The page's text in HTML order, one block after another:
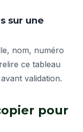
sur une
nom, numéro
ce tableau
validation.
pour